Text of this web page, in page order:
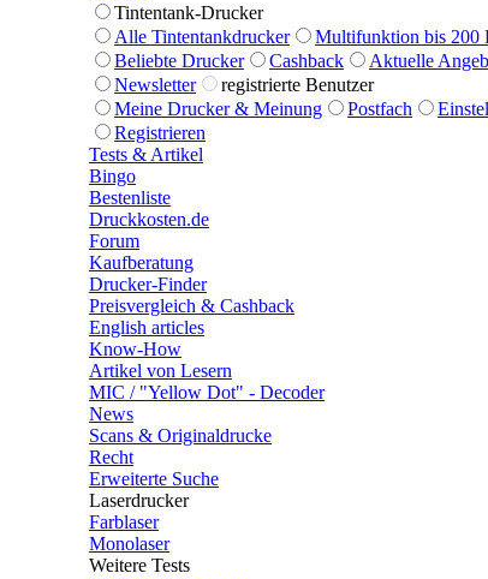
Tintentank-Drucker
Alle Tintentankdrucker
Multifunktion bis 200
Beliebte Drucker
Cashback Aktuelle
Newsletter
registrierte Benutzer
Meine Drucker & Meinung
Postfach
Registrieren
Tests & Artikel
Bingo
Bestenliste
Druckkosten.de
Forum
Kaufberatung
Drucker-Finder
Preisvergleich & Cashback
English articles
Know-How
Artikel von Lesern
MIC / "Yellow Dot" - Decoder
News
Scans & Originaldrucke
Recht
Erweiterte Suche
Laserdrucker
Farblaser
Monolaser
Weitere Tests